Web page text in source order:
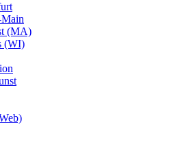
(MA)
(WI)